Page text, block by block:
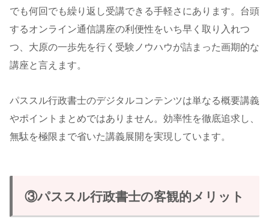
でも何回でも繰り返し受講できる手軽さにあります。台頭
するオンライン通信講座の利便性をいち早く取り入れつ
つ、大原の一歩先を行く受験ノウハウが詰まった画期的な
講座と言えます。
パススル行政書士のデジタルコンテンツは単なる概要講義
やポイントまとめではありません。効率性を徹底追求し、
無駄を極限まで省いた講義展開を実現しています。
③パススル行政書士の客観的メリット